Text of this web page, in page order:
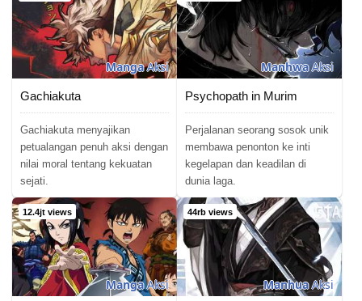
Chapter 120 12/08/2024
Chapter 119 12/08/2024
Chapter 118 12/08/2024
Chapter 117 12/08/2024
Chapter 116 12/08/2024
Chapter 115 28/04/2024
Chapter 114 28/04/2024
Chapter 113 03/01/2023
MangaAksi
Gachiakuta
Gachiakuta menyajikan
petualangan penuh aksi dengan
nilai moral tentang kekuatan
sejati.
ManhwaAksi
Psychopath in Murim
Perjalanan seorang sosok unik
membawa penonton ke inti
kegelapan dan keadilan di
dunia laga.
12.4jt views
MangaAksi
44rb views
ManhuaAksi